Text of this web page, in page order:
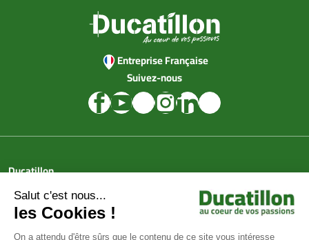
Entreprise Française
Suivez-nous
Ducatillon
Achat en ligne
Services